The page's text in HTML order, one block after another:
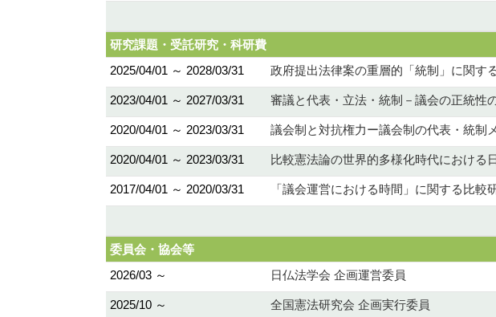
研究課題・受託研究・科研費
2025/04/01 ～ 2028/03/31
政府提出法律案の重層的「統制」に関す
2023/04/01 ～ 2027/03/31 審議と代表・立法・統制－議会の正統性
2020/04/01 ～ 2023/03/31 議会制と対抗権力ー議会制の代表・統制
2020/04/01 ～ 2023/03/31 比較憲法論の世界的多様化時代における
2017/04/01 ～ 2020/03/31 「議会運営における時間」に関する比較
委員会・協会等
2026/03 ～
日仏法学会 企画運営委員
2025/10 ～ 全国憲法研究会 企画実行委員